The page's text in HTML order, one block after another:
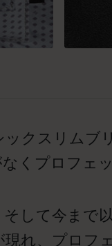
クスリムブ
くプロフェ
して今まで
れ、プロフ